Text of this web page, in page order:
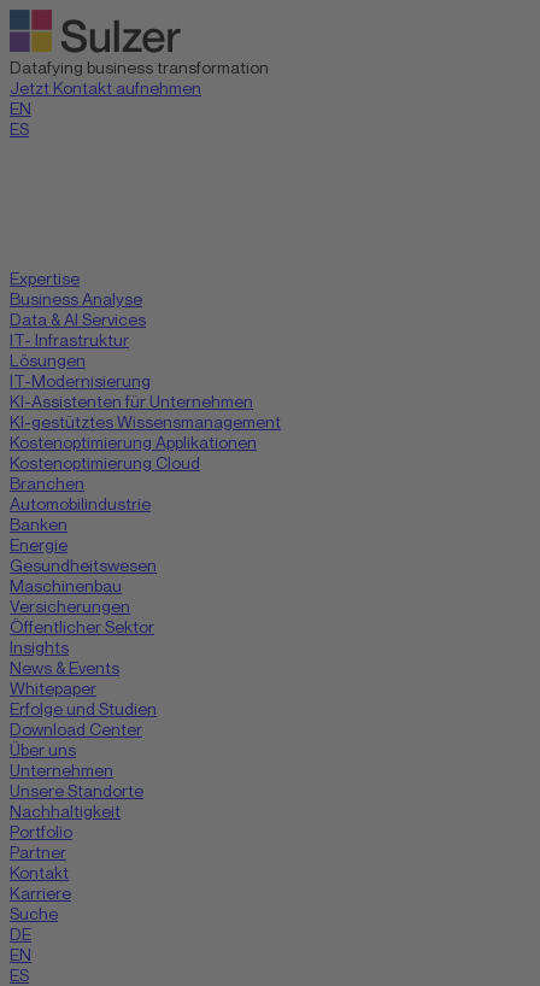
Datafying business transformation
Jetzt Kontakt aufnehmen
EN
ES
Expertise
Business Analyse
Data & AI Services
IT- Infrastruktur
Lösungen
IT-Modernisierung
KI-Assistenten für Unternehmen
KI-gestütztes Wissensmanagement
Kostenoptimierung Applikationen
Kostenoptimierung Cloud
Branchen
Automobilindustrie
Banken
Energie
Gesundheitswesen
Maschinenbau
Versicherungen
Öffentlicher Sektor
Insights
News & Events
Whitepaper
Erfolge und Studien
Download Center
Über uns
Unternehmen
Unsere Standorte
Nachhaltigkeit
Portfolio
Partner
Kontakt
Karriere
Suche
DE
EN
ES